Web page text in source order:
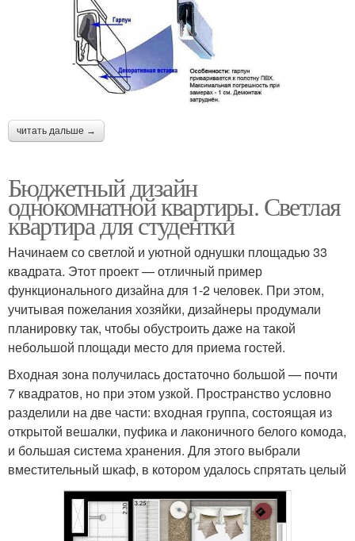
читать дальше →
Бюджетный дизайн
однокомнатной квартиры. Светлая
квартира для студентки
Начинаем со светлой и уютной однушки площадью 33
квадрата. Этот проект — отличный пример
функционального дизайна для 1-2 человек. При этом,
учитывая пожелания хозяйки, дизайнеры продумали
планировку так, чтобы обустроить даже на такой
небольшой площади место для приема гостей.
Входная зона получилась достаточно большой — почти
7 квадратов, но при этом узкой. Пространство условно
разделили на две части: входная группа, состоящая из
открытой вешалки, пуфика и лаконичного белого комода,
и большая система хранения. Для этого выбрали
вместительный шкаф, в котором удалось спрятать целый